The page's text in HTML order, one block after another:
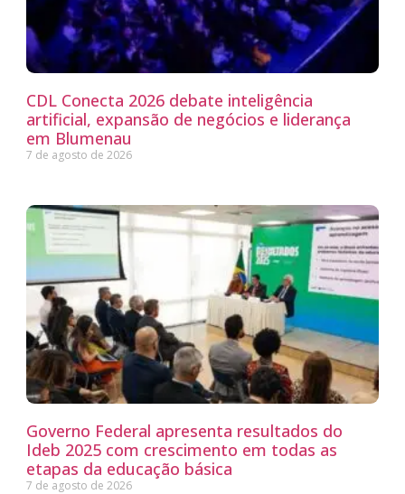
CDL Conecta 2026 debate inteligência
artificial, expansão de negócios e liderança
em Blumenau
7 de agosto de 2026
Governo Federal apresenta resultados do
Ideb 2025 com crescimento em todas as
etapas da educação básica
7 de agosto de 2026